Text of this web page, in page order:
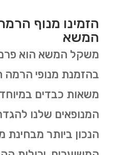
הזמינו מנוף
המשא
משקל המשא הוא
בהזמנת מנופי הרמה
משאות כבדים
המנופאים שלנו
הנכון ביותר